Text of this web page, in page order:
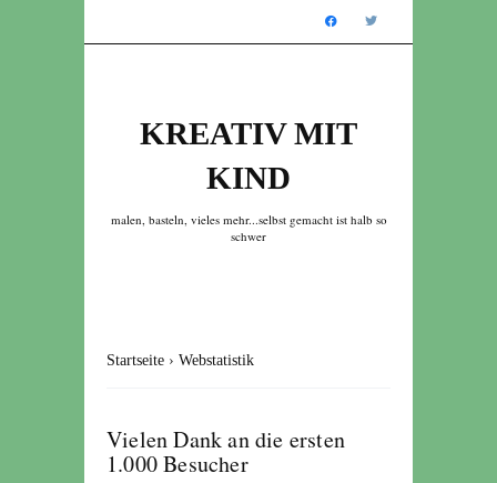
KREATIV MIT
KIND
malen, basteln, vieles mehr...selbst gemacht ist halb so
schwer
Startseite › Webstatistik
Vielen Dank an die ersten
1.000 Besucher